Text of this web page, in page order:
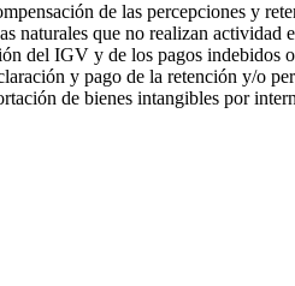
de las percepciones y
naturales que no realizan actividad
del IGV y de los pagos indebidos
y pago de la retención y/o
de bienes intangibles por